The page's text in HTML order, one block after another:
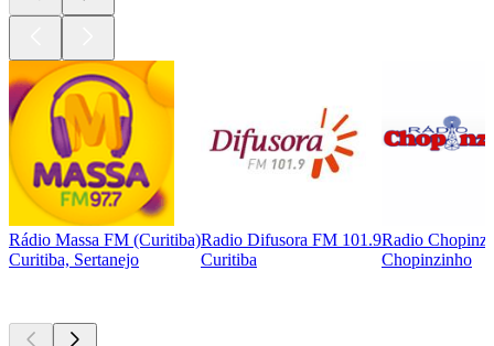
Rádio Massa FM (Curitiba)
Curitiba, Sertanejo
Radio Difusora FM 101.9
Curitiba
Radio
Chopinzinho